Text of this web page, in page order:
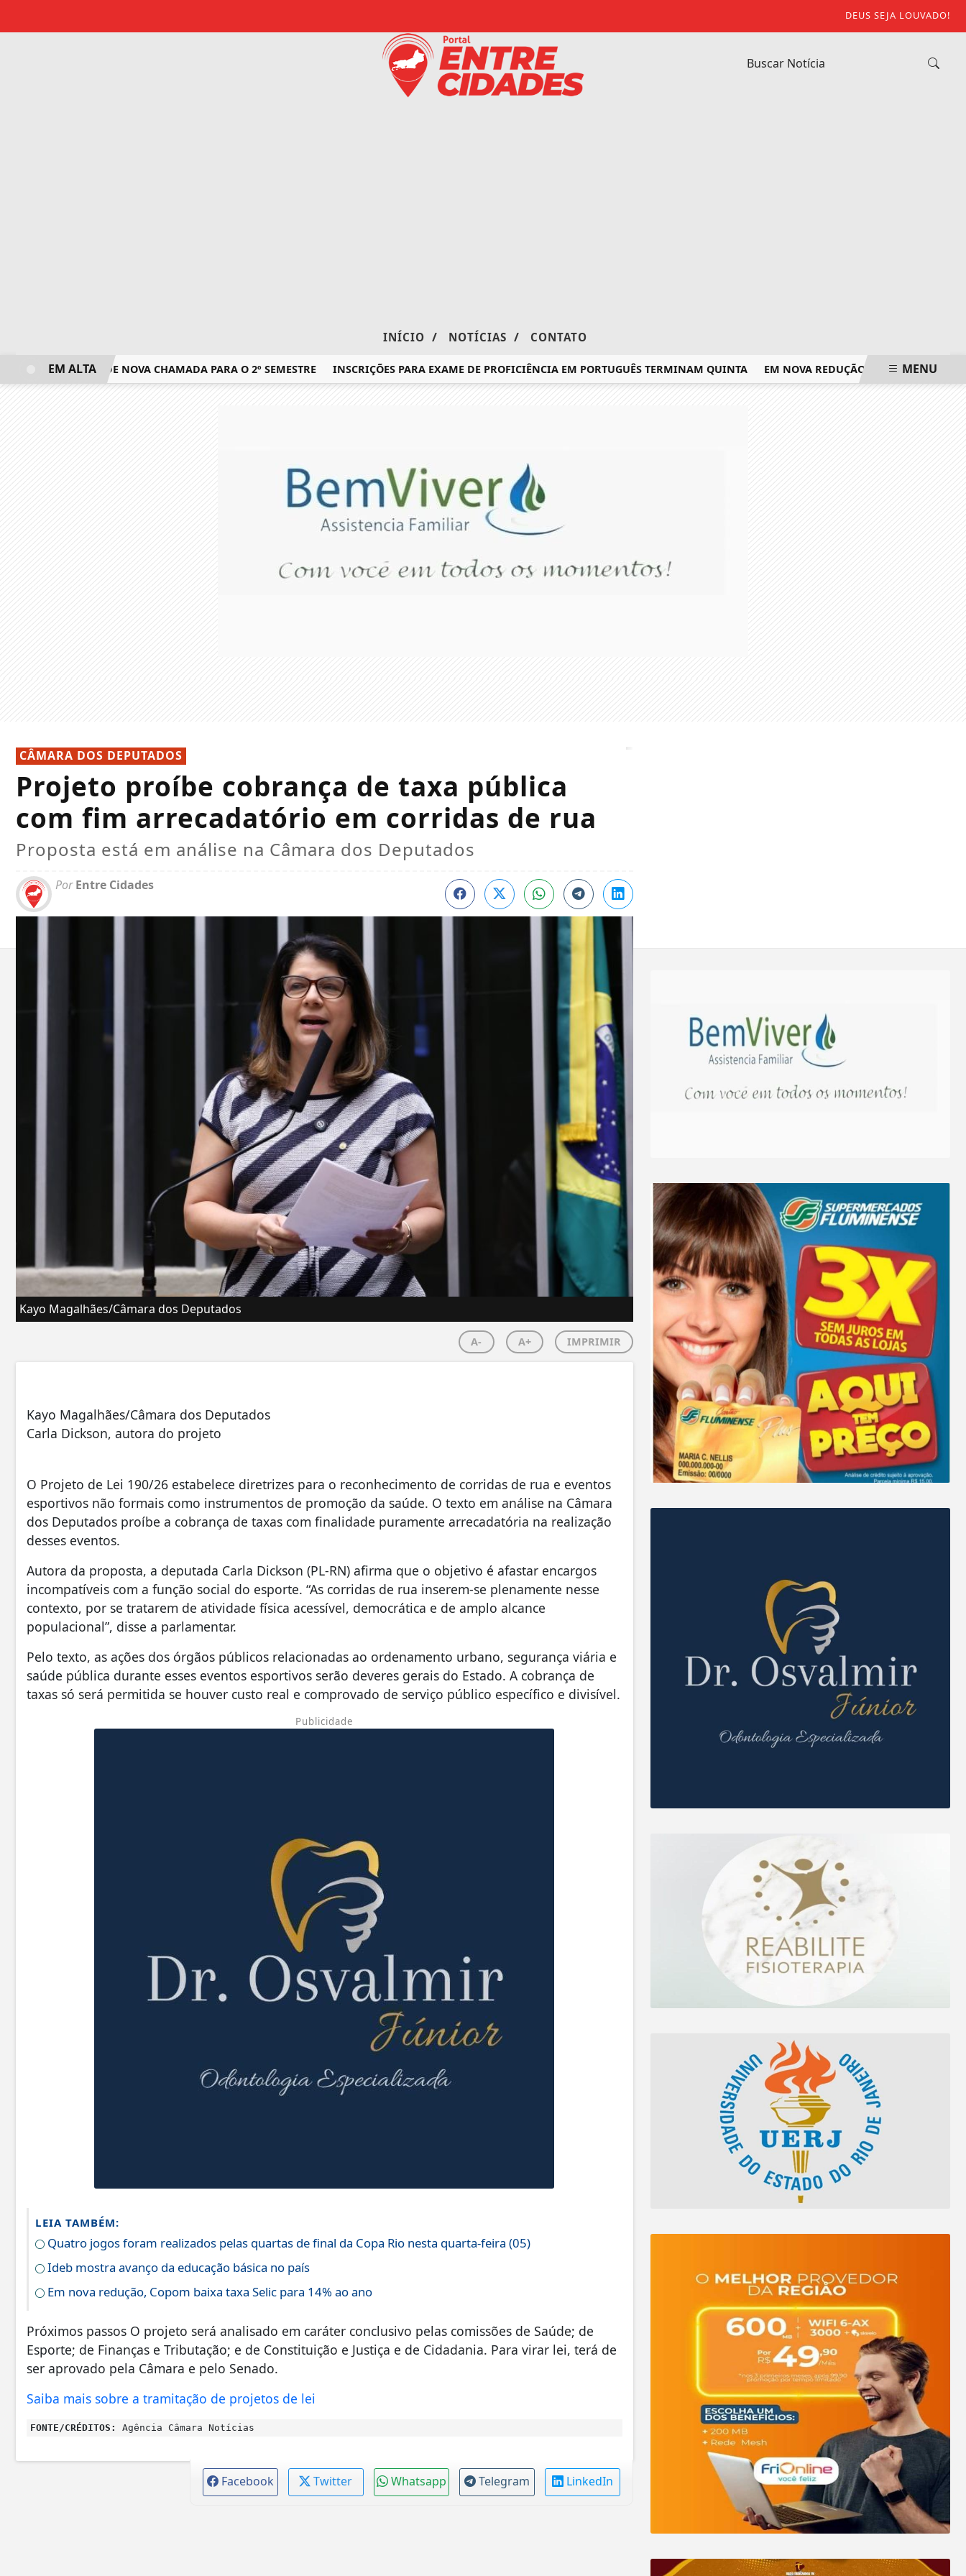
DEUS SEJA LOUVADO!
INÍCIO / NOTÍCIAS / CONTATO
RESULTADO DE NOVA CHAMADA PARA O 2º SEMESTRE INSCRIÇÕES PARA EXAME DE PROFICIÊNCIA EM PORTUGUÊS TERMINAM QUINTA EM NOVA REDUÇÃO, COPOM BAIXA TAXA
EM ALTA MENU
CÂMARA DOS DEPUTADOS
Projeto proíbe cobrança de taxa pública
com fim arrecadatório em corridas de rua
Proposta está em análise na Câmara dos Deputados
PorEntre Cidades
Kayo Magalhães/Câmara dos Deputados
A- A+ IMPRIMIR
Kayo Magalhães/Câmara dos Deputados
Carla Dickson, autora do projeto
O Projeto de Lei 190/26 estabelece diretrizes para o reconhecimento de corridas de rua e eventos
esportivos não formais como instrumentos de promoção da saúde. O texto em análise na Câmara
dos Deputados proíbe a cobrança de taxas com finalidade puramente arrecadatória na realização
desses eventos.
Autora da proposta, a deputada Carla Dickson (PL-RN) afirma que o objetivo é afastar encargos
incompatíveis com a função social do esporte. “As corridas de rua inserem-se plenamente nesse
contexto, por se tratarem de atividade física acessível, democrática e de amplo alcance
populacional”, disse a parlamentar.
Pelo texto, as ações dos órgãos públicos relacionadas ao ordenamento urbano, segurança viária e
saúde pública durante esses eventos esportivos serão deveres gerais do Estado. A cobrança de
taxas só será permitida se houver custo real e comprovado de serviço público específico e divisível.
Publicidade
LEIA TAMBÉM:
Quatro jogos foram realizados pelas quartas de final da Copa Rio nesta quarta-feira (05)
Ideb mostra avanço da educação básica no país
Em nova redução, Copom baixa taxa Selic para 14% ao ano
Próximos passos O projeto será analisado em caráter conclusivo pelas comissões de Saúde; de
Esporte; de Finanças e Tributação; e de Constituição e Justiça e de Cidadania. Para virar lei, terá de
ser aprovado pela Câmara e pelo Senado.
Saiba mais sobre a tramitação de projetos de lei
FONTE/CRÉDITOS: Agência Câmara Notícias
Facebook Twitter Whatsapp Telegram LinkedIn